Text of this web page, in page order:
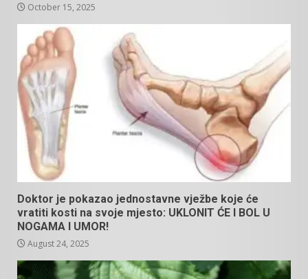
October 15, 2025
Doktor je pokazao jednostavne vježbe koje će
vratiti kosti na svoje mjesto: UKLONIT ĆE I BOL U
NOGAMA I UMOR!
August 24, 2025